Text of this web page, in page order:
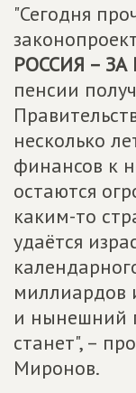
"Сегодня
РОССИЯ – ЗА
пенсии
несколько
финансов к
остаются
каким-то
удаётся
миллиардов
и нынешний
станет", –
Миронов.